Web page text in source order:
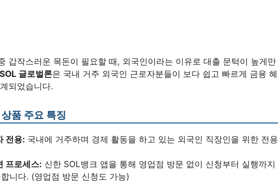
갑작스러운 목돈이 필요할 때, 외국인이라는 이유로 대출 문턱이 높게만
SOL 글로벌론은 국내 거주 외국인 근로자분들이 보다 쉽고 빠르게 금융 혜
되었습니다.
품 주요 특징
전용: 국내에 거주하며 경제 활동을 하고 있는 외국인 직장인을 위한 전용
프로세스: 신한 SOL뱅크 앱을 통해 영업점 방문 없이 신청부터 실행까지
니다. (영업점 방문 신청도 가능)